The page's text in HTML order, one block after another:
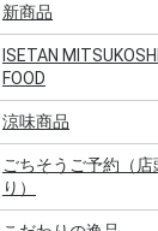
新商品
ISETAN
FOOD
涼味商品
ごちそうご予約（店
り）